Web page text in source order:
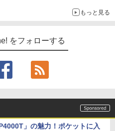
もっと見る
をフォローする
」の魅力！ポケットに入